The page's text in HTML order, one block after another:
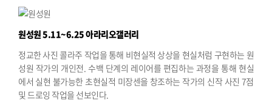
원성원5.11~6.25 아라리오갤러리
정교한 사진 콜라주 작업을 통해 비현실적 상상을 현실처럼 구현하는 원
성원 작가의 개인전. 수백 단계의 레이어를 편집하는 과정을 통해 현실
에서 실현 불가능한 초현실적 미장센을 창조하는 작가의 신작 사진 7점
및 드로잉 작업을 선보인다.